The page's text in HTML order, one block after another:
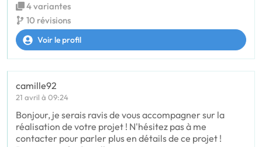
4 variantes
10 révisions
Voir le profil
camille92
21 avril à 09:24
Bonjour, je serais ravis de vous accompagner sur la
réalisation de votre projet ! N'hésitez pas à me
contacter pour parler plus en détails de ce projet !